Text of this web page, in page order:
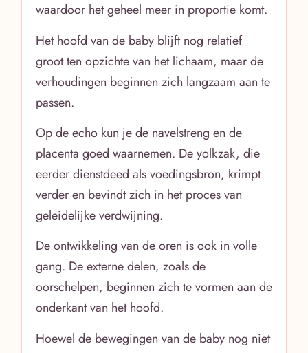
waardoor het geheel meer in proportie komt.
Het hoofd van de baby blijft nog relatief
groot ten opzichte van het lichaam, maar de
verhoudingen beginnen zich langzaam aan te
passen.
Op de echo kun je de navelstreng en de
placenta goed waarnemen. De yolkzak, die
eerder dienstdeed als voedingsbron, krimpt
verder en bevindt zich in het proces van
geleidelijke verdwijning.
De ontwikkeling van de oren is ook in volle
gang. De externe delen, zoals de
oorschelpen, beginnen zich te vormen aan de
onderkant van het hoofd.
Hoewel de bewegingen van de baby nog niet